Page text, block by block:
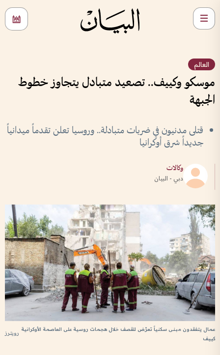
العالم
موسكو وكييف.. تصعيد متبادل يتجاوز خطوط
الجبهة
قتلى مدنيون في ضربات متبادلة.. وروسيا تعلن تقدماً ميدانياً
جديداً شرق أوكرانيا
وكالات
دبي - البيان
رويترز
عمال يتفقدون مبنى سكنياً تعرّض للقصف خلال هجمات روسية على العاصمة الأوكرانية
كييف